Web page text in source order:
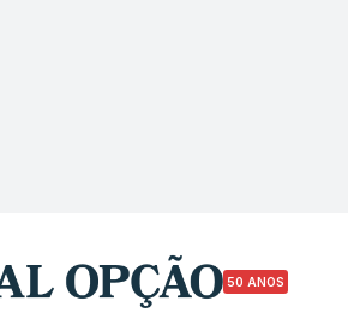
50 ANOS